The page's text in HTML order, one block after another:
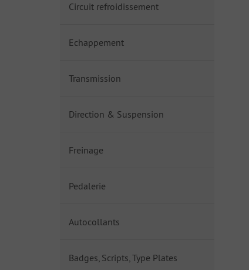
Circuit refroidissement
Echappement
Transmission
Direction & Suspension
Freinage
Pedalerie
Autocollants
Badges, Scripts, Type Plates